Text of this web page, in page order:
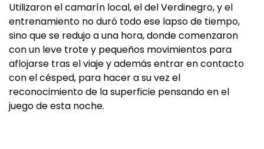
Utilizaron el camarín local, el del Verdinegro, y el
entrenamiento no duró todo ese lapso de tiempo,
sino que se redujo a una hora, donde comenzaron
con un leve trote y pequeños movimientos para
aflojarse tras el viaje y además entrar en contacto
con el césped, para hacer a su vez el
reconocimiento de la superficie pensando en el
juego de esta noche.